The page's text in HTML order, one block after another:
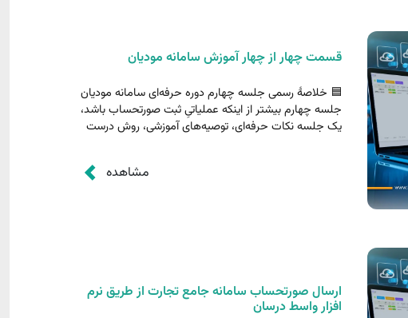
قسمت چهار از چهار آموزش سامانه مودیان
🟦 خلاصهٔ رسمی جلسه چهارم دوره حرفه‌ای سامانه مودیان
جلسه چهارم بیشتر از اینکه عملیاتیِ ثبت صورتحساب باشد،
یک جلسه نکات حرفه‌ای، توصیه‌های آموزشی، روش درست
مشاهده
ارسال صورتحساب سامانه جامع تجارت از طریق نرم
افزار واسط درسان